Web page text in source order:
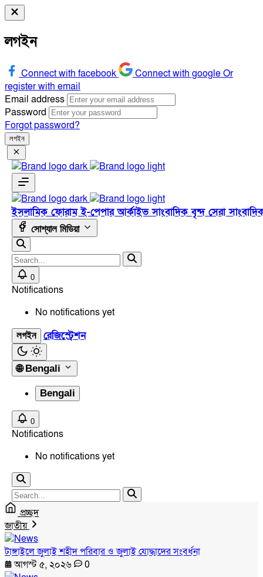
লগইন
Connect with facebook Connect with googleOr
register with email
Email address
Password
Forgot password?
লগইন
ইসলামিক ফোরামই-পেপারআর্কাইভসাংবাদিক বৃন্দসেরা
সোশ্যাল মিডিয়া
0
Notifications
No notifications yet
লগইন রেজিস্ট্রেশন
🌐 Bengali
Bengali
0
Notifications
No notifications yet
প্রচ্ছদ
জাতীয়
টাঙ্গাইলে জুলাই শহীদ পরিবার ও জুলাই যোদ্ধাদের সংবর্ধনা
আগস্ট ৫, ২০২৬
0